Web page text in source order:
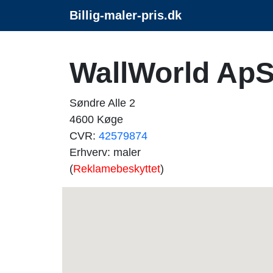
Billig-maler-pris.dk
WallWorld
Søndre Alle 2
4600 Køge
CVR: 42579874
Erhverv: maler
(Reklamebeskyttet)